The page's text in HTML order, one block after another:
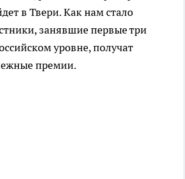
в Твери. Как нам стало
занявшие первые три
уровне, получат
премии.